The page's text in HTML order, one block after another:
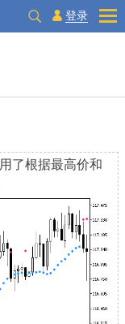
登录
了根据最高价和